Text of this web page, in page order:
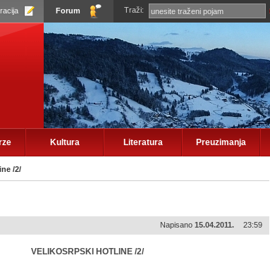
Forum Traži:
Kultura Literatura Preuzimanja
/2/
Napisano 15.04.2011. 23:59
VELIKOSRPSKI HOTLINE /2/